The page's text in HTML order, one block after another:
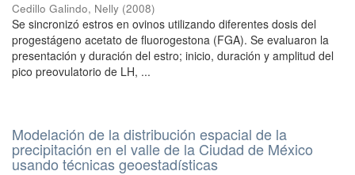
Cedillo Galindo, Nelly (2008)
Se sincronizó estros en ovinos utilizando diferentes dosis del
progestágeno acetato de fluorogestona (FGA). Se evaluaron la
presentación y duración del estro; inicio, duración y amplitud del
pico preovulatorio de LH, ...
Modelación de la distribución espacial de la
precipitación en el valle de la Ciudad de México
usando técnicas geoestadísticas